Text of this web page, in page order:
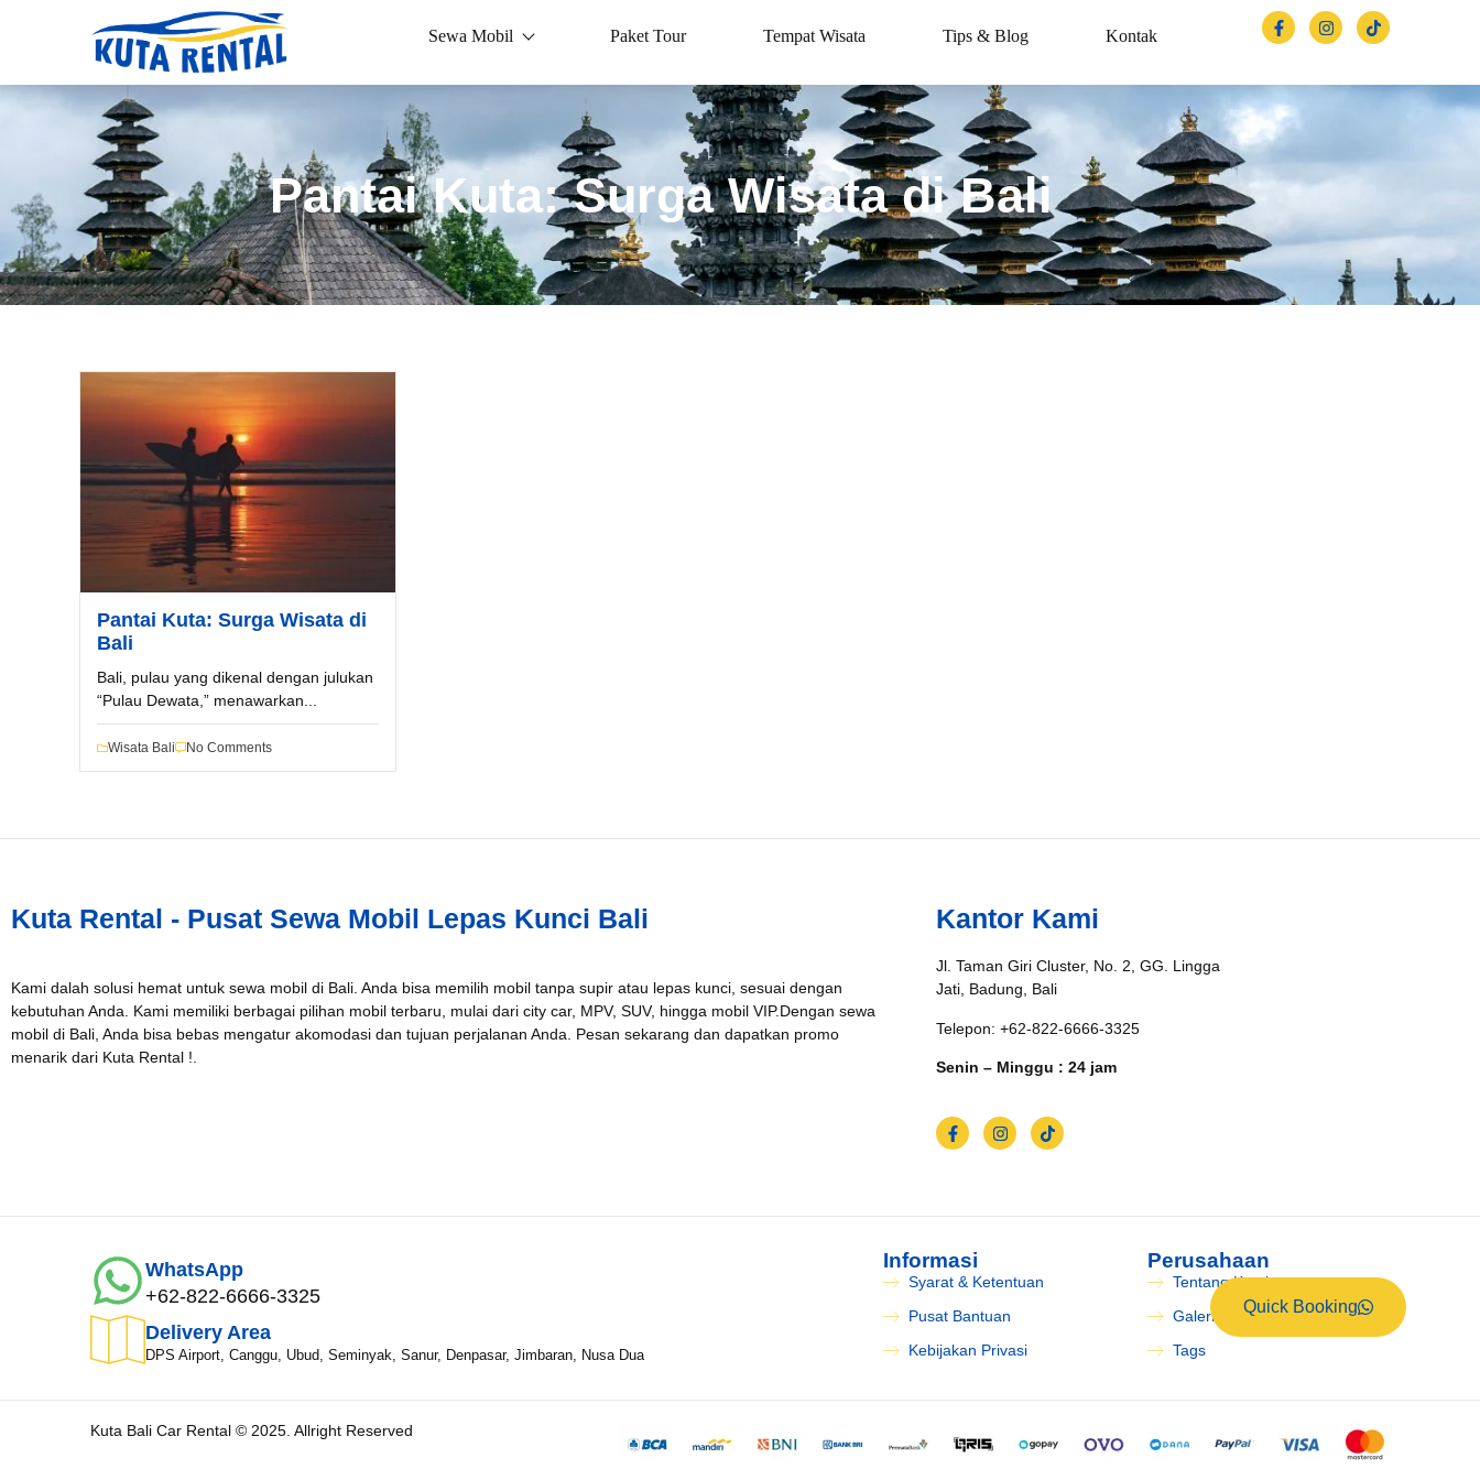
Sewa Mobil Paket Tour Tempat Wisata Tips & Blog Kontak
Pantai Kuta: Surga Wisata di Bali
Pantai Kuta: Surga Wisata di
Bali
Bali, pulau yang dikenal dengan julukan
“Pulau Dewata,” menawarkan...
Wisata Bali No Comments
Kuta Rental - Pusat Sewa Mobil Lepas Kunci Bali
Kami dalah solusi hemat untuk sewa mobil di Bali. Anda bisa memilih mobil tanpa supir atau lepas kunci, sesuai dengan
kebutuhan Anda. Kami memiliki berbagai pilihan mobil terbaru, mulai dari city car, MPV, SUV, hingga mobil VIP.Dengan sewa
mobil di Bali, Anda bisa bebas mengatur akomodasi dan tujuan perjalanan Anda. Pesan sekarang dan dapatkan promo
menarik dari Kuta Rental !.
Quick Booking
Pilih Mobil*
Tipe Sewa*
Nama*
Tgl Mulai*
Tgl Selesai*
WhatsApp*
Lokasi Pengiriman & Pengembalian
Kantor Kami
Jl. Taman Giri Cluster, No. 2, GG. Lingga
Jati, Badung, Bali
Telepon: +62-822-6666-3325
Senin – Minggu : 24 jam
WhatsApp
+62-822-6666-3325
Delivery Area
DPS Airport, Canggu, Ubud, Seminyak, Sanur, Denpasar, Jimbaran, Nusa Dua
Informasi
Syarat & Ketentuan
Pusat Bantuan
Kebijakan Privasi
Perusahaan
Tentang Kami
Galeri Pengiriman
Tags
Kuta Bali Car Rental © 2025. Allright Reserved